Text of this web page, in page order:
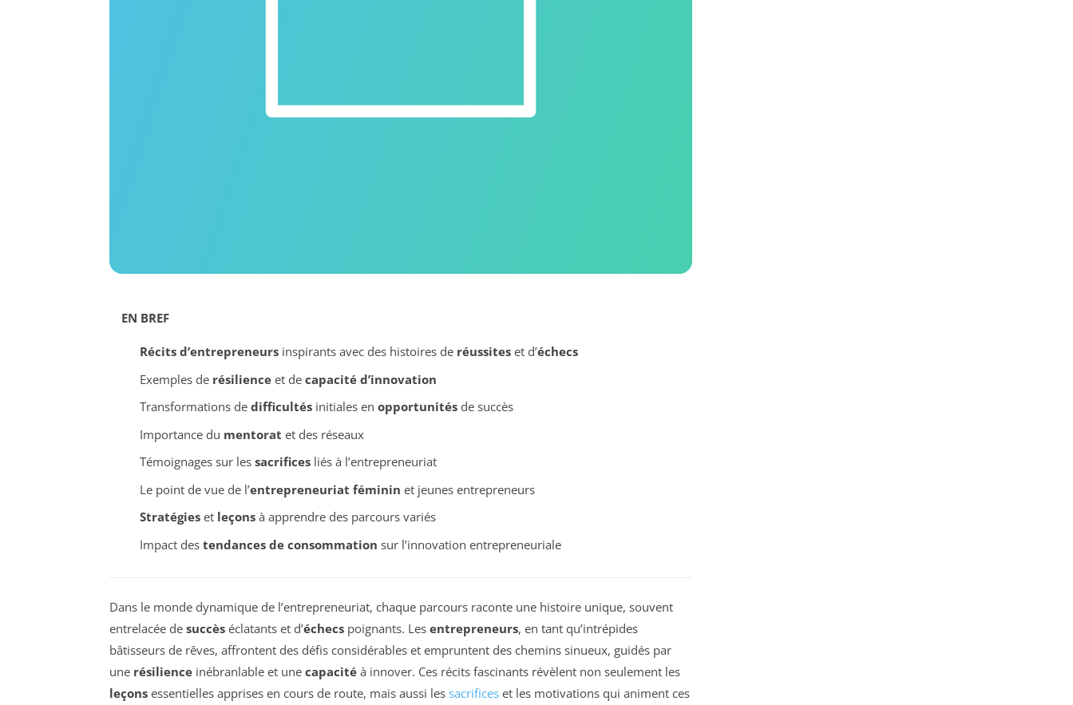
EN BREF
Récits d’entrepreneursinspirants avec des histoires de réussiteset d’échecs
Exemples de résilienceet de capacité d’innovation
Transformations de difficultésinitiales en opportunitésde succès
Importance du mentorat et des réseaux
Témoignages sur les sacrificesliés à l’entrepreneuriat
Le point de vue de l’entrepreneuriat féminin et jeunes entrepreneurs
Stratégieset leçonsà apprendre des parcours variés
Impact des tendances de consommation sur l’innovation entrepreneuriale
Dans le monde dynamique de l’entrepreneuriat, chaque parcours raconte une histoire unique, souvent
entrelacée de succès éclatants et d’échecs poignants. Les entrepreneurs, en tant qu’intrépides
bâtisseurs de rêves, affrontent des défis considérables et empruntent des chemins sinueux, guidés par
une résilience inébranlable et une capacité à innover. Ces récits fascinants révèlent non seulement les
leçons essentielles apprises en cours de route, mais aussi les sacrifices et les motivations qui animent ces